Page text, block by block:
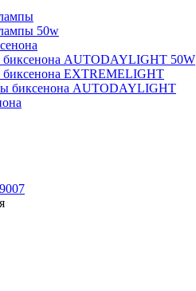
50w
биксенона AUTODAYLIGHT 50W
биксенона EXTREMELIGHT
биксенона AUTODAYLIGHT